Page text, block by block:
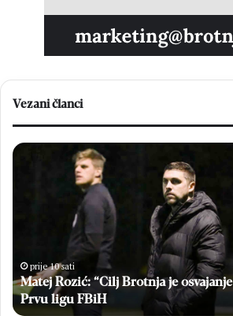
Vezani članci
Matej
plasman
u
prije 10 sati
Matej Rozić: “Cilj Brotnja je
Prvu ligu FBiH